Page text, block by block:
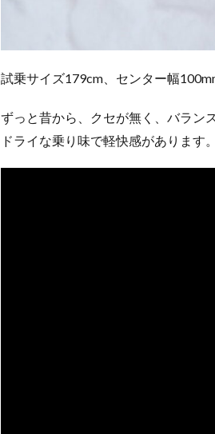
試乗サイズ179cm、センター幅
ずっと昔から、クセが無く、バラン
ドライな乗り味で軽快感があります。